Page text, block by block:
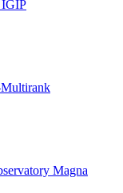
IGIP
Magna